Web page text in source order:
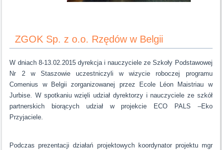
ZGOK Sp. z o.o. Rzędów w Belgii
W dniach 8-13.02.2015 dyrekcja i nauczyciele ze Szkoły Podstawowej
Nr 2 w Staszowie uczestniczyli w wizycie roboczej programu
Comenius w Belgii zorganizowanej przez Ecole Léon Maistriau w
Jurbise. W spotkaniu wzięli udział dyrektorzy i nauczyciele ze szkół
partnerskich biorących udział w projekcie ECO PALS –Eko
Przyjaciele.
Podczas prezentacji działań projektowych koordynator projektu mgr